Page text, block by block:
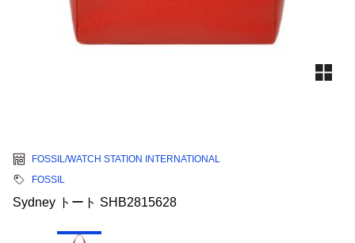
FOSSIL/WATCH STATION INTERNATIONAL
FOSSIL
Sydney トート SHB2815628